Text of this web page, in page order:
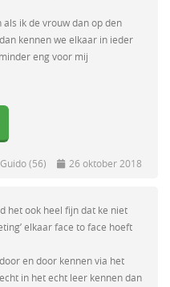
ik de vrouw dan op den
kennen we elkaar in ieder
eng voor mij
Guido (56) 26 oktober 2018
het ook heel fijn dat ke niet
elkaar face to face hoeft
en door kennen via het
in het echt leer kennen dan